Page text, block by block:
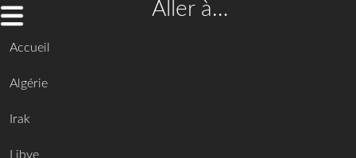
Aller à…
Accueil
Algérie
Irak
Libye